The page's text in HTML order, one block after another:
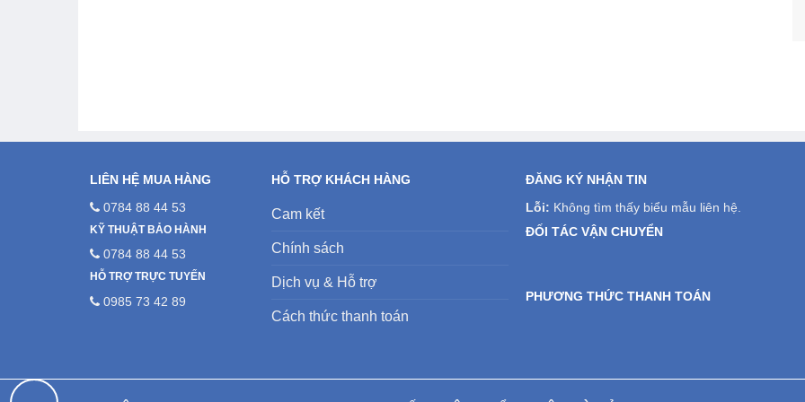
LIÊN HỆ MUA HÀNG
0784 88 44 53
KỸ THUẬT BẢO HÀNH
0784 88 44 53
HỖ TRỢ TRỰC TUYẾN
0985 73 42 89
HỖ TRỢ KHÁCH HÀNG
Cam kết
Chính sách
Dịch vụ & Hỗ trợ
Cách thức thanh toán
ĐĂNG KÝ NHẬN TIN
Lỗi: Không tìm thấy biểu mẫu liên hệ.
ĐỐI TÁC VẬN CHUYỂN
PHƯƠNG THỨC THANH TOÁN